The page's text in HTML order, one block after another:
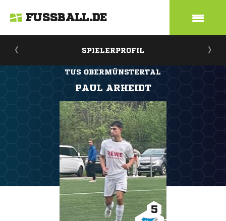
FUSSBALL.DE
SPIELERPROFIL
TUS OBERMÜNSTERTAL
PAUL ARHEIDT
5